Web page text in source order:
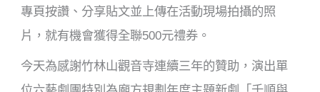
專頁按讚、分享貼文並上傳在活動現場拍攝的照
片，就有機會獲得全聯500元禮券。
今天為感謝竹林山觀音寺連續三年的贊助，演出單